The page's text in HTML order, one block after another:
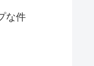
な件